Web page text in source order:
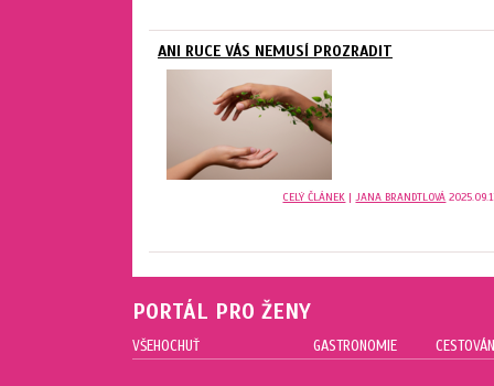
ANI RUCE VÁS NEMUSÍ PROZRADIT
CELÝ ČLÁNEK |JANA BRANDTLOVÁ
PORTÁL PRO ŽENY
VŠEHOCHUŤ GASTRONOMIE